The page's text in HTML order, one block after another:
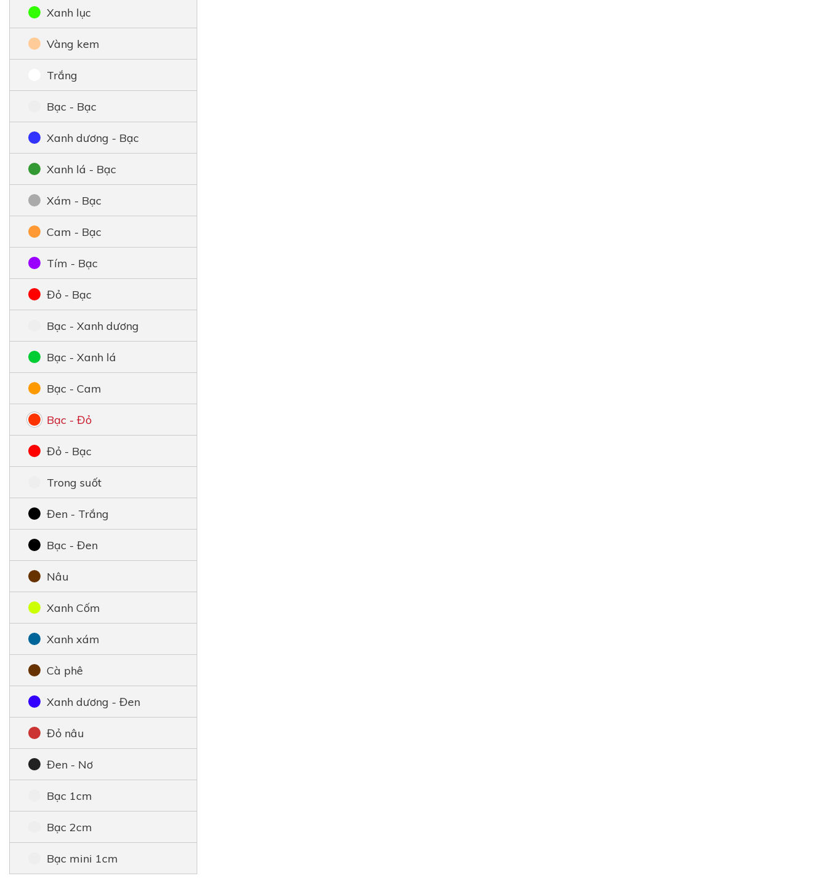
Xanh lục
Vàng kem
Trắng
Bạc - Bạc
Xanh dương - Bạc
Xanh lá - Bạc
Xám - Bạc
Cam - Bạc
Tím - Bạc
Đỏ - Bạc
Bạc - Xanh dương
Bạc - Xanh lá
Bạc - Cam
Bạc - Đỏ
Đỏ - Bạc
Trong suốt
Đen - Trắng
Bạc - Đen
Nâu
Xanh Cốm
Xanh xám
Cà phê
Xanh dương - Đen
Đỏ nâu
Đen - Nơ
Bạc 1cm
Bạc 2cm
Bạc mini 1cm